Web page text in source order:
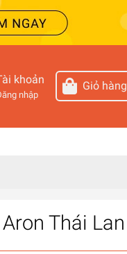
khoản
nhập
Giỏ hàng
Thái Lan